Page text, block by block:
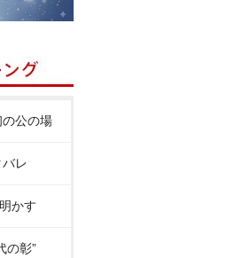
公の場
レ
かす
の彰”